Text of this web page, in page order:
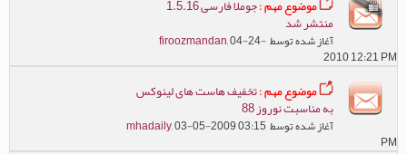
موضوع مهم : جوملا فارسی 1.5.16
منتشر شد
آغاز شده توسط firoozmandan, 04-24-
2010 12:21 PM
موضوع مهم :تخفیف هاست های لینوکس
به مناسبت نوروز 88
آغاز شده توسط mhadaily, 03-05-2009 03:15
PM